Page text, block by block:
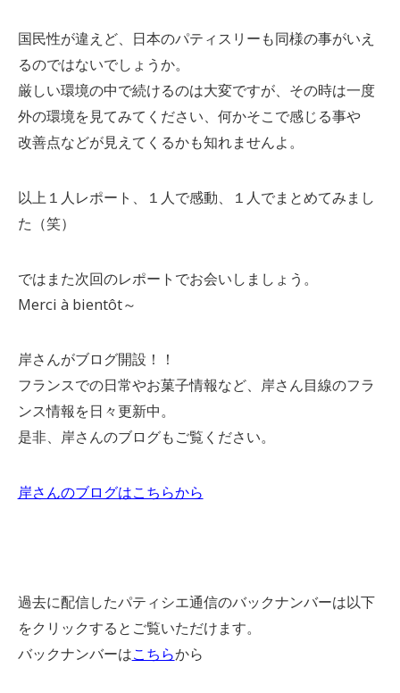
国民性が違えど、日本のパティスリーも同様の事がいえ
るのではないでしょうか。
厳しい環境の中で続けるのは大変ですが、その時は一度
外の環境を見てみてください、何かそこで感じる事や
改善点などが見えてくるかも知れませんよ。
以上１人レポート、１人で感動、１人でまとめてみまし
た（笑）
ではまた次回のレポートでお会いしましょう。
Merci à bientôt～
岸さんがブログ開設！！
フランスでの日常やお菓子情報など、岸さん目線のフラ
ンス情報を日々更新中。
是非、岸さんのブログもご覧ください。
岸さんのブログはこちらから
過去に配信したパティシエ通信のバックナンバーは以下
をクリックするとご覧いただけます。
バックナンバーはこちらから